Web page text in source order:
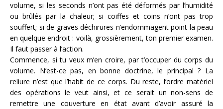
volume, si les seconds n’ont pas été déformés par l’humidité
ou brûlés par la chaleur; si coiffes et coins n’ont pas trop
souffert; si de graves déchirures n’endommagent point la peau
en quelque endroit : voilà, grossièrement, ton premier examen.
Il faut passer à l’action.
Commence, si tu veux m’en croire, par t’occuper du corps du
volume. N’est-ce pas, en bonne doctrine, le principal ? La
reliure n’est que l’habit de ce corps. Du reste, l’ordre matériel
des opérations le veut ainsi, et ce serait un non-sens de
remettre une couverture en état avant d’avoir assuré la